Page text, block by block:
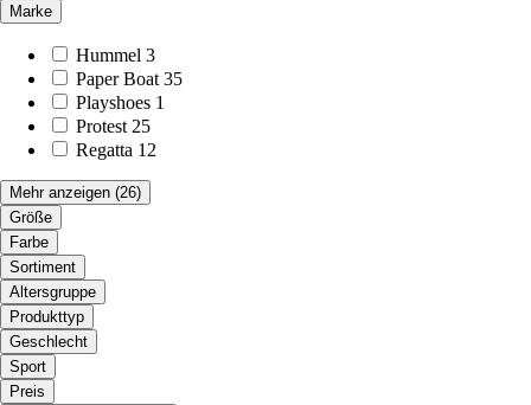
Marke
Hummel 3
Paper Boat 35
Playshoes 1
Protest 25
Regatta 12
Mehr anzeigen (26)
Größe
Farbe
Sortiment
Altersgruppe
Produkttyp
Geschlecht
Sport
Preis